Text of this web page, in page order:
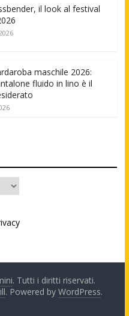
il look al festival
maschile 2026:
fluido in lino è il
. Tutti i diritti riservati.
. Powered by WordPress.